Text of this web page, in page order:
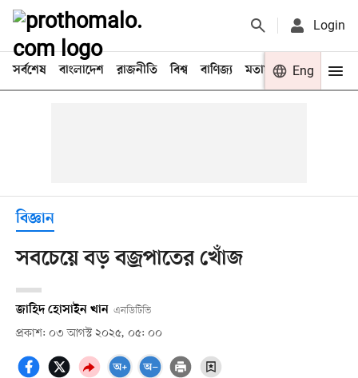
Login
সর্বশেষ বাংলাদেশ রাজনীতি বিশ্ব বাণিজ্য মতামত খেলা
Eng
বিজ্ঞান
সবচেয়ে বড় বজ্রপাতের খোঁজ
জাহিদ হোসাইন খান এনডিটিভি
প্রকাশ: ০৩ আগস্ট ২০২৫, ০৫: ০০